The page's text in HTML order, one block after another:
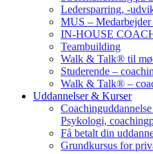
Ledersparring, -
MUS –
IN-HOUSE
Teambuilding
Walk & Talk® til
Studerende –
Walk & Talk® –
Uddannelser & Kurser
Psykologi,
Få betalt din
Grundkursus for